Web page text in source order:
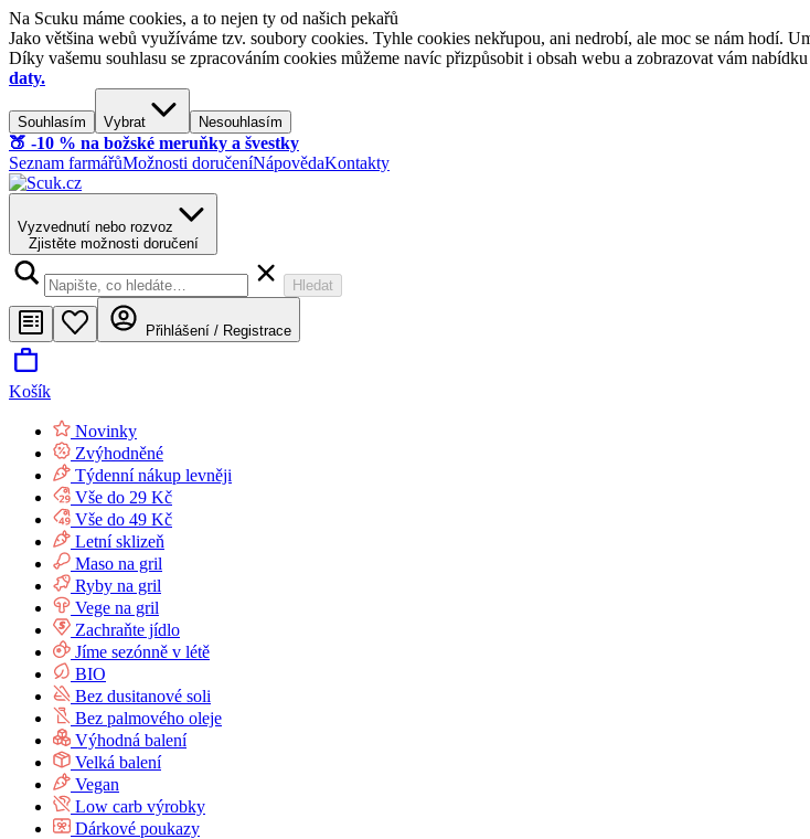
Na Scuku máme cookies, a to nejen ty od našich pekařů
Jako většina webů využíváme tzv. soubory cookies. Tyhle cookies nekřupou, ani nedrobí, ale moc se nám hodí.
Díky vašemu souhlasu se zpracováním cookies můžeme navíc přizpůsobit i obsah webu a zobrazovat vám
daty.
Souhlasím Vybrat Nesouhlasím
🍑​ -10 % na božské meruňky a švestky
Seznam farmářůMožnosti doručeníNápovědaKontakty
Vyzvednutí nebo rozvoz
Zjistěte možnosti doručení
Hledat
Přihlášení / Registrace
Košík
Novinky
Zvýhodněné
Týdenní nákup levněji
Vše do 29 Kč
Vše do 49 Kč
Letní sklizeň
Maso na gril
Ryby na gril
Vege na gril
Zachraňte jídlo
Jíme sezónně v létě
BIO
Bez dusitanové soli
Bez palmového oleje
Výhodná balení
Velká balení
Vegan
Low carb výrobky
Dárkové poukazy